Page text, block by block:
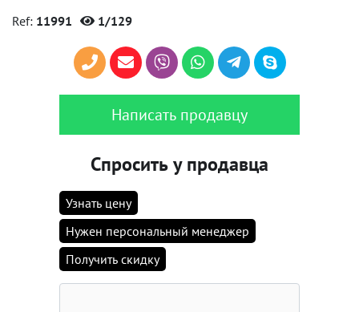
Ref: 11991 1/129
Написать продавцу
Спросить у продавца
Узнать цену
Нужен персональный менеджер
Получить скидку